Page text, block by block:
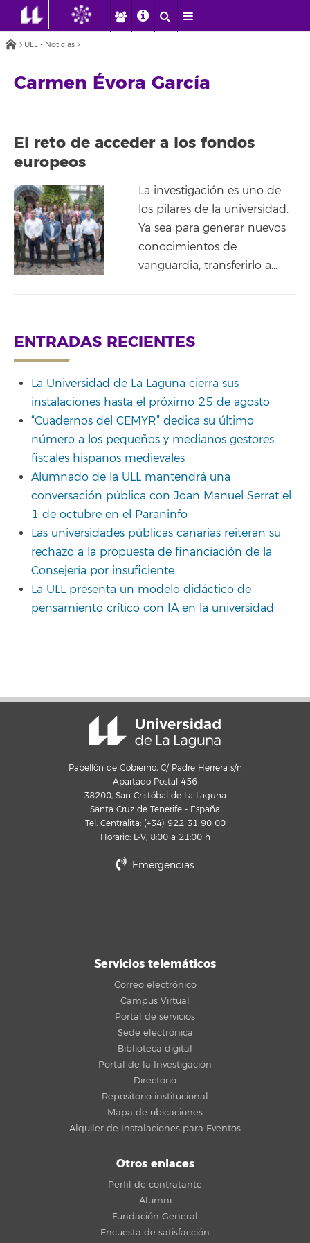
ULL - Noticias
Carmen Évora García
El reto de acceder a los fondos
europeos
La investigación es uno de
los pilares de la universidad.
Ya sea para generar nuevos
conocimientos de
vanguardia, transferirlo a…
ENTRADAS RECIENTES
La Universidad de La Laguna cierra sus
instalaciones hasta el próximo 25 de agosto
“Cuadernos del CEMYR” dedica su último
número a los pequeños y medianos gestores
fiscales hispanos medievales
Alumnado de la ULL mantendrá una
conversación pública con Joan Manuel Serrat el
1 de octubre en el Paraninfo
Las universidades públicas canarias reiteran su
rechazo a la propuesta de financiación de la
Consejería por insuficiente
La ULL presenta un modelo didáctico de
pensamiento crítico con IA en la universidad
Pabellón de Gobierno, C/ Padre Herrera s/n
Apartado Postal 456
38200, San Cristóbal de La Laguna
Santa Cruz de Tenerife - España
Tel. Centralita: (+34) 922 31 90 00
Horario: L-V, 8:00 a 21:00 h
Emergencias
Servicios telemáticos
Correo electrónico
Campus Virtual
Portal de servicios
Sede electrónica
Biblioteca digital
Portal de la Investigación
Directorio
Repositorio institucional
Mapa de ubicaciones
Alquiler de Instalaciones para Eventos
Otros enlaces
Perfil de contratante
Alumni
Fundación General
Encuesta de satisfacción